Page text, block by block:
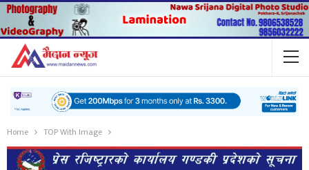
Home TOP With Image